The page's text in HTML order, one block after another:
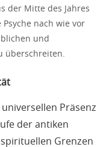
der Mitte des Jahres
nach wie vor
und
überschreiten.
Präsenz
der antiken
Grenzen